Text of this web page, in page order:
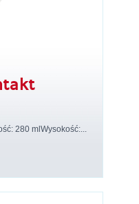
280 mlWysokość:...